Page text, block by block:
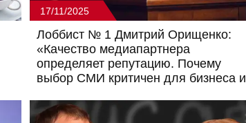
17/11/2025
Лоббист № 1 Дмитрий Орищенко:
«Качество медиапартнера
определяет репутацию. Почему
выбор СМИ критичен для бизнеса и